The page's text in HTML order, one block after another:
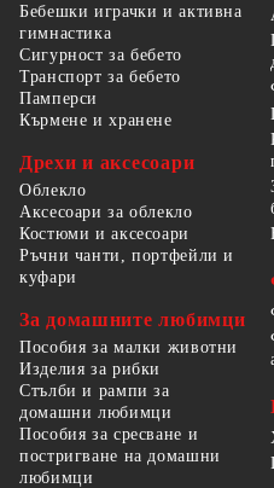
Бебешки играчки и активна
гимнастика
Сигурност за бебето
Транспорт за бебето
Памперси
Кърмене и хранене
Дрехи и аксесоари
Облекло
Аксесоари за облекло
Костюми и аксесоари
Ръчни чанти, портфейли и
куфари
За домашните любимци
Пособия за малки животни
Изделия за рибки
Стълби и рампи за
домашни любимци
Пособия за сресване и
постригване на домашни
любимци